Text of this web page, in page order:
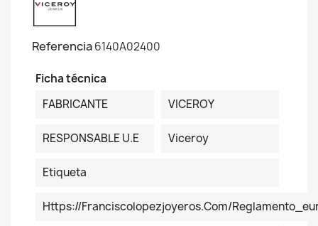
Referencia6140A02400
Ficha técnica
FABRICANTE
VICEROY
RESPONSABLE U.E Viceroy
Etiqueta
Https://franciscolopezjoyeros.com/